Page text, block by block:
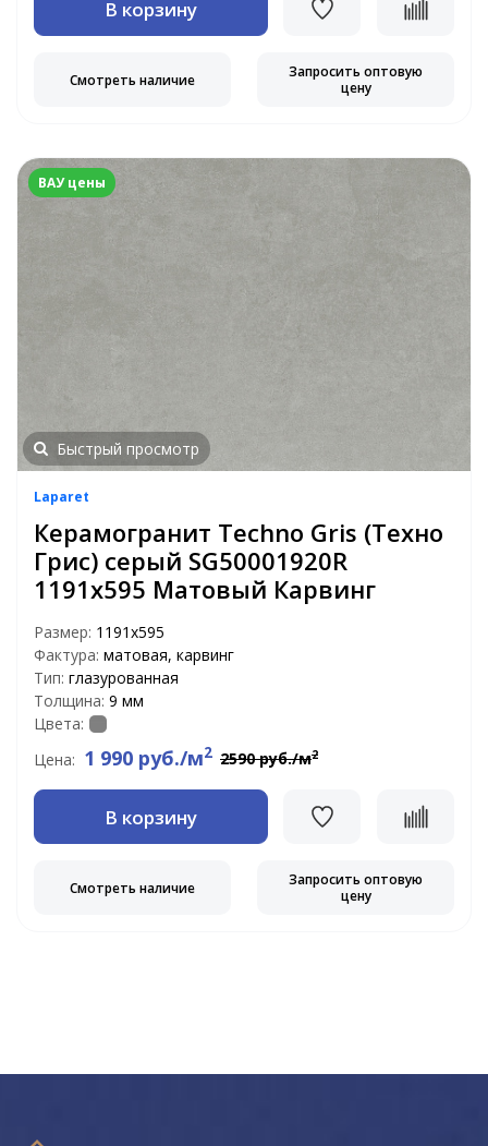
В корзину
Смотреть наличие
Запросить оптовую
цену
ВАУ цены
Быстрый просмотр
Laparet
Керамогранит Techno Gris (Техно
Грис) серый SG50001920R
1191x595 Матовый Карвинг
Размер: 1191x595
Фактура: матовая, карвинг
Тип: глазурованная
Толщина: 9 мм
Цвета:
Цена: 1 990 руб./м2 2590 руб./м2
В корзину
Смотреть наличие
Запросить оптовую
цену